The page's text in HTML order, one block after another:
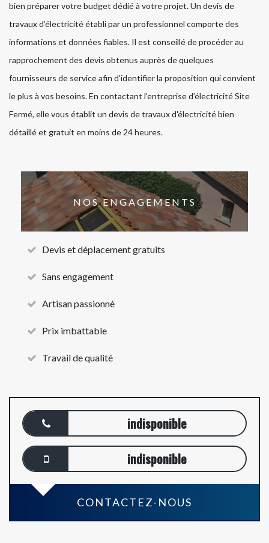
bien préparer votre budget dédié à votre projet. Un devis de
travaux d’électricité établi par un professionnel comporte des
informations et données fiables. Il est conseillé de procéder au
rapprochement des devis obtenus auprès de quelques
fournisseurs de service afin d’identifier la proposition qui convient
le plus à vos besoins. En contactant l’entreprise d’électricité Site
Fermé, elle vous établit un devis de travaux d'électricité bien
détaillé et gratuit en moins de 24 heures.
NOS ENGAGEMENTS
Devis et déplacement gratuits
Sans engagement
Artisan passionné
Prix imbattable
Travail de qualité
indisponible
indisponible
CONTACTEZ-NOUS